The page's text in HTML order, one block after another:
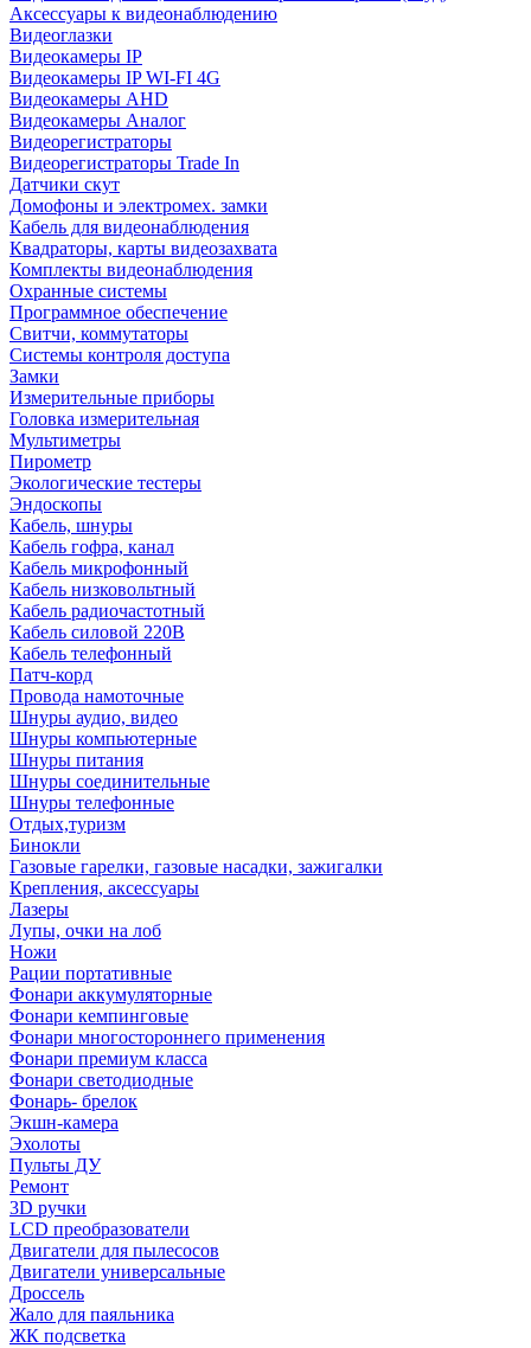
Аксессуары к видеонаблюдению
Видеоглазки
Видеокамеры IP
Видеокамеры IP WI-FI 4G
Видеокамеры AHD
Видеокамеры Аналог
Видеорегистраторы
Видеорегистраторы Trade In
Датчики скут
Домофоны и электромех. замки
Кабель для видеонаблюдения
Квадраторы, карты видеозахвата
Комплекты видеонаблюдения
Охранные системы
Программное обеспечение
Свитчи, коммутаторы
Системы контроля доступа
Замки
Измерительные приборы
Головка измерительная
Мультиметры
Пирометр
Экологические тестеры
Эндоскопы
Кабель, шнуры
Кабель гофра, канал
Кабель микрофонный
Кабель низковольтный
Кабель радиочастотный
Кабель силовой 220В
Кабель телефонный
Патч-корд
Провода намоточные
Шнуры аудио, видео
Шнуры компьютерные
Шнуры питания
Шнуры соединительные
Шнуры телефонные
Отдых,туризм
Бинокли
Газовые гарелки, газовые насадки, зажигалки
Крепления, аксессуары
Лазеры
Лупы, очки на лоб
Ножи
Рации портативные
Фонари аккумуляторные
Фонари кемпинговые
Фонари многостороннего применения
Фонари премиум класса
Фонари светодиодные
Фонарь- брелок
Экшн-камера
Эхолоты
Пульты ДУ
Ремонт
3D ручки
LCD преобразователи
Двигатели для пылесосов
Двигатели универсальные
Дроссель
Жало для паяльника
ЖК подсветка